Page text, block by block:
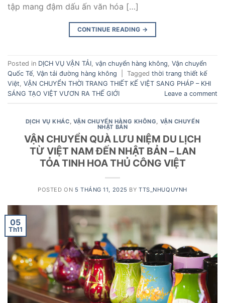
tập mang đậm dấu ấn văn hóa […]
CONTINUE READING →
Posted in DỊCH VỤ VẬN TẢI, vận chuyển hàng không, Vận chuyển
Quốc Tế, Vận tải đường hàng không Tagged thời trang thiết kế
Việt, VẬN CHUYỂN THỜI TRANG THIẾT KẾ VIỆT SANG PHÁP – KHI
SÁNG TẠO VIỆT VƯƠN RA THẾ GIỚI
Leave a comment
DỊCH VỤ KHÁC, VẬN CHUYỂN HÀNG KHÔNG, VẬN CHUYỂN
NHẬT BẢN
VẬN CHUYỂN QUÀ LƯU NIỆM DU LỊCH
TỪ VIỆT NAM ĐẾN NHẬT BẢN – LAN
TỎA TINH HOA THỦ CÔNG VIỆT
POSTED ON 5 THÁNG 11, 2025 BYTTS_NHUQUYNH
05
Th11